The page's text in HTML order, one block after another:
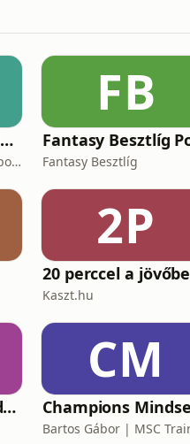
Kék Bolygó - Áder János podcastja
Kék Bolygó - Áder János podcastja
FB
Fantasy Besztlíg
2P
20 perccel a jövőbe
Kaszt.hu
Csak Szabadon podcast
CM